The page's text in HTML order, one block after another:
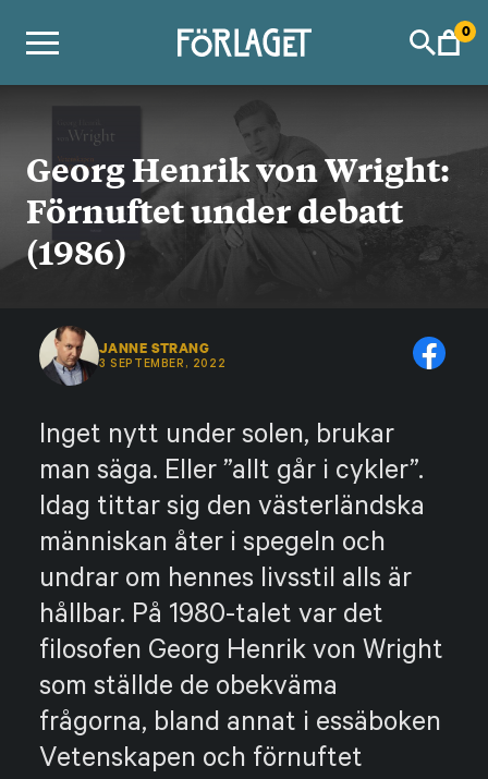
0
Georg Henrik von Wright:
Förnuftet under debatt
(1986)
JANNE STRANG
3 SEPTEMBER, 2022
Inget nytt under solen, brukar
man säga. Eller ”allt går i cykler”.
Idag tittar sig den västerländska
människan åter i spegeln och
undrar om hennes livsstil alls är
hållbar. På 1980-talet var det
filosofen Georg Henrik von Wright
som ställde de obekväma
frågorna, bland annat i essäboken
Vetenskapen och förnuftet